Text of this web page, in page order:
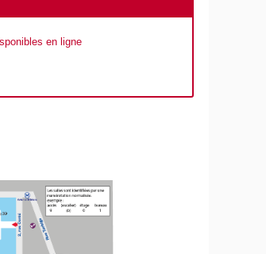
en ligne